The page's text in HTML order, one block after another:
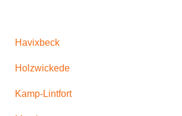
Havixbeck
Holzwickede
Kamp-Lintfort